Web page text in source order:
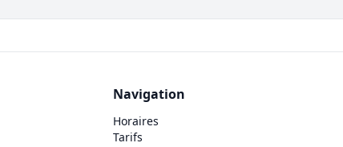
Navigation
Horaires
Tarifs